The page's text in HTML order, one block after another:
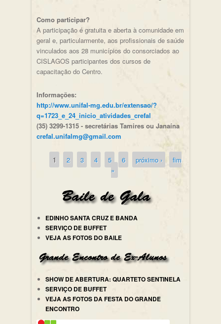
Como participar?
A participação é gratuita e aberta à comunidade em
geral e, particularmente, aos profissionais de saúde
vinculados aos 28 municípios do consorciados ao
CISLAGOS participantes dos cursos de
capacitação do Centro.
Informações:
http://www.unifal-mg.edu.br/extensao/?
q=1723_e_24_inicio_atividades_crefal
(35) 3299-1315 - secretárias Tamires ou Janaína
crefal.unifalmg@gmail.com
Páginas
1 2 3 4 5 6 próximo ›
fim
»
EDINHO SANTA CRUZ E BANDA
SERVIÇO DE BUFFET
VEJA AS FOTOS DO BAILE
SHOW DE ABERTURA: QUARTETO SENTINELA
SERVIÇO DE BUFFET
VEJA AS FOTOS DA FESTA DO GRANDE
ENCONTRO